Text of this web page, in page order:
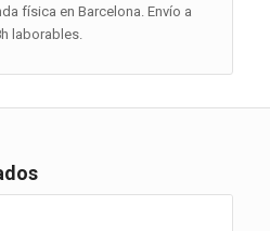
física en Barcelona. Envío a
laborables.